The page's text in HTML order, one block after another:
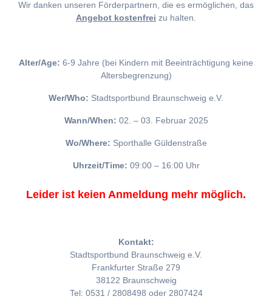
Wir danken unseren Förderpartnern, die es ermöglichen, das
Angebot kostenfrei zu halten.
Alter/Age: 6-9 Jahre (bei Kindern mit Beeinträchtigung keine
Altersbegrenzung)
Wer/Who: Stadtsportbund Braunschweig e.V.
Wann/When: 02. – 03. Februar 2025
Wo/Where: Sporthalle Güldenstraße
Uhrzeit/Time: 09:00 – 16:00 Uhr
Leider ist keien Anmeldung mehr möglich.
Kontakt:
Stadtsportbund Braunschweig e.V.
Frankfurter Straße 279
38122 Braunschweig
Tel: 0531 / 2808498 oder 2807424